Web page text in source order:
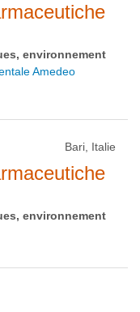
environnement
Amedeo
Bari, Italie
environnement